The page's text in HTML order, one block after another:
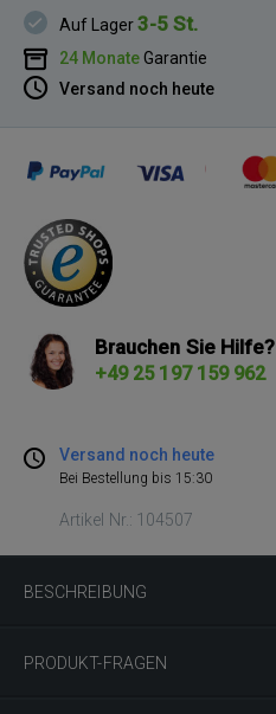
Auf Lager3-5 St.
24 MonateGarantie
Versand noch heute
Brauchen Sie Hilfe?
+49 25 197 159 962
Versand noch heute
Bei Bestellung bis 15:30
Artikel Nr.: 104507
BESCHREIBUNG
PRODUKT-FRAGEN